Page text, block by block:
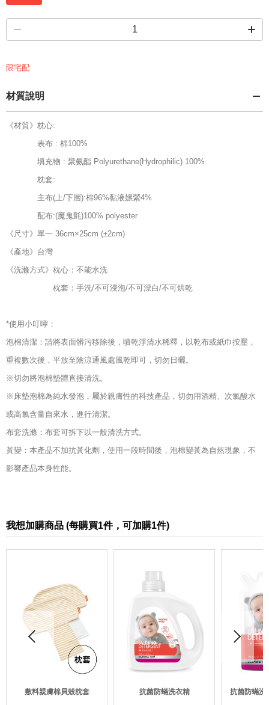
限宅配
材質說明
《材質》枕心:
表布 : 棉100%
填充物 : 聚氨酯 Polyurethane(Hydrophilic) 100%
枕套:
主布(上/下層):棉96%黏液嫘縈4%
配布:(魔鬼氈)100% polyester
《尺寸》單一 36cm×25cm (±2cm)
《產地》台灣
《洗滌方式》枕心：不能水洗
枕套：手洗/不可浸泡/不可漂白/不可烘乾
*使用小叮嚀：
泡棉清潔：請將表面髒污移除後，噴乾淨清水稀釋，以乾布或紙巾按壓，
重複數次後，平放至陰涼通風處風乾即可，切勿日曬。
※切勿將泡棉墊體直接清洗。
※床墊泡棉為純水發泡，屬於親膚性的科技產品，切勿用酒精、次氯酸水
或高氯含量自來水，進行清潔。
布套洗滌：布套可拆下以一般清洗方式。
黃變：本產品不加抗黃化劑，使用一段時間後，泡棉變黃為自然現象，不
影響產品本身性能。
我想加購商品 (每購買1件，可加購1件)
敷料親膚棉貝殼枕套 抗菌防蟎洗衣精
抗菌防蟎洗